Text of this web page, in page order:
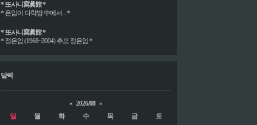
* 또사니寫眞館 *
* 은임이 다락방 中에서... *
* 또사니寫眞館 *
* 정은임 (1968~2004) 추모 정은임 *
달력
« 2026/08 »
일
월 화 수 목 금 토